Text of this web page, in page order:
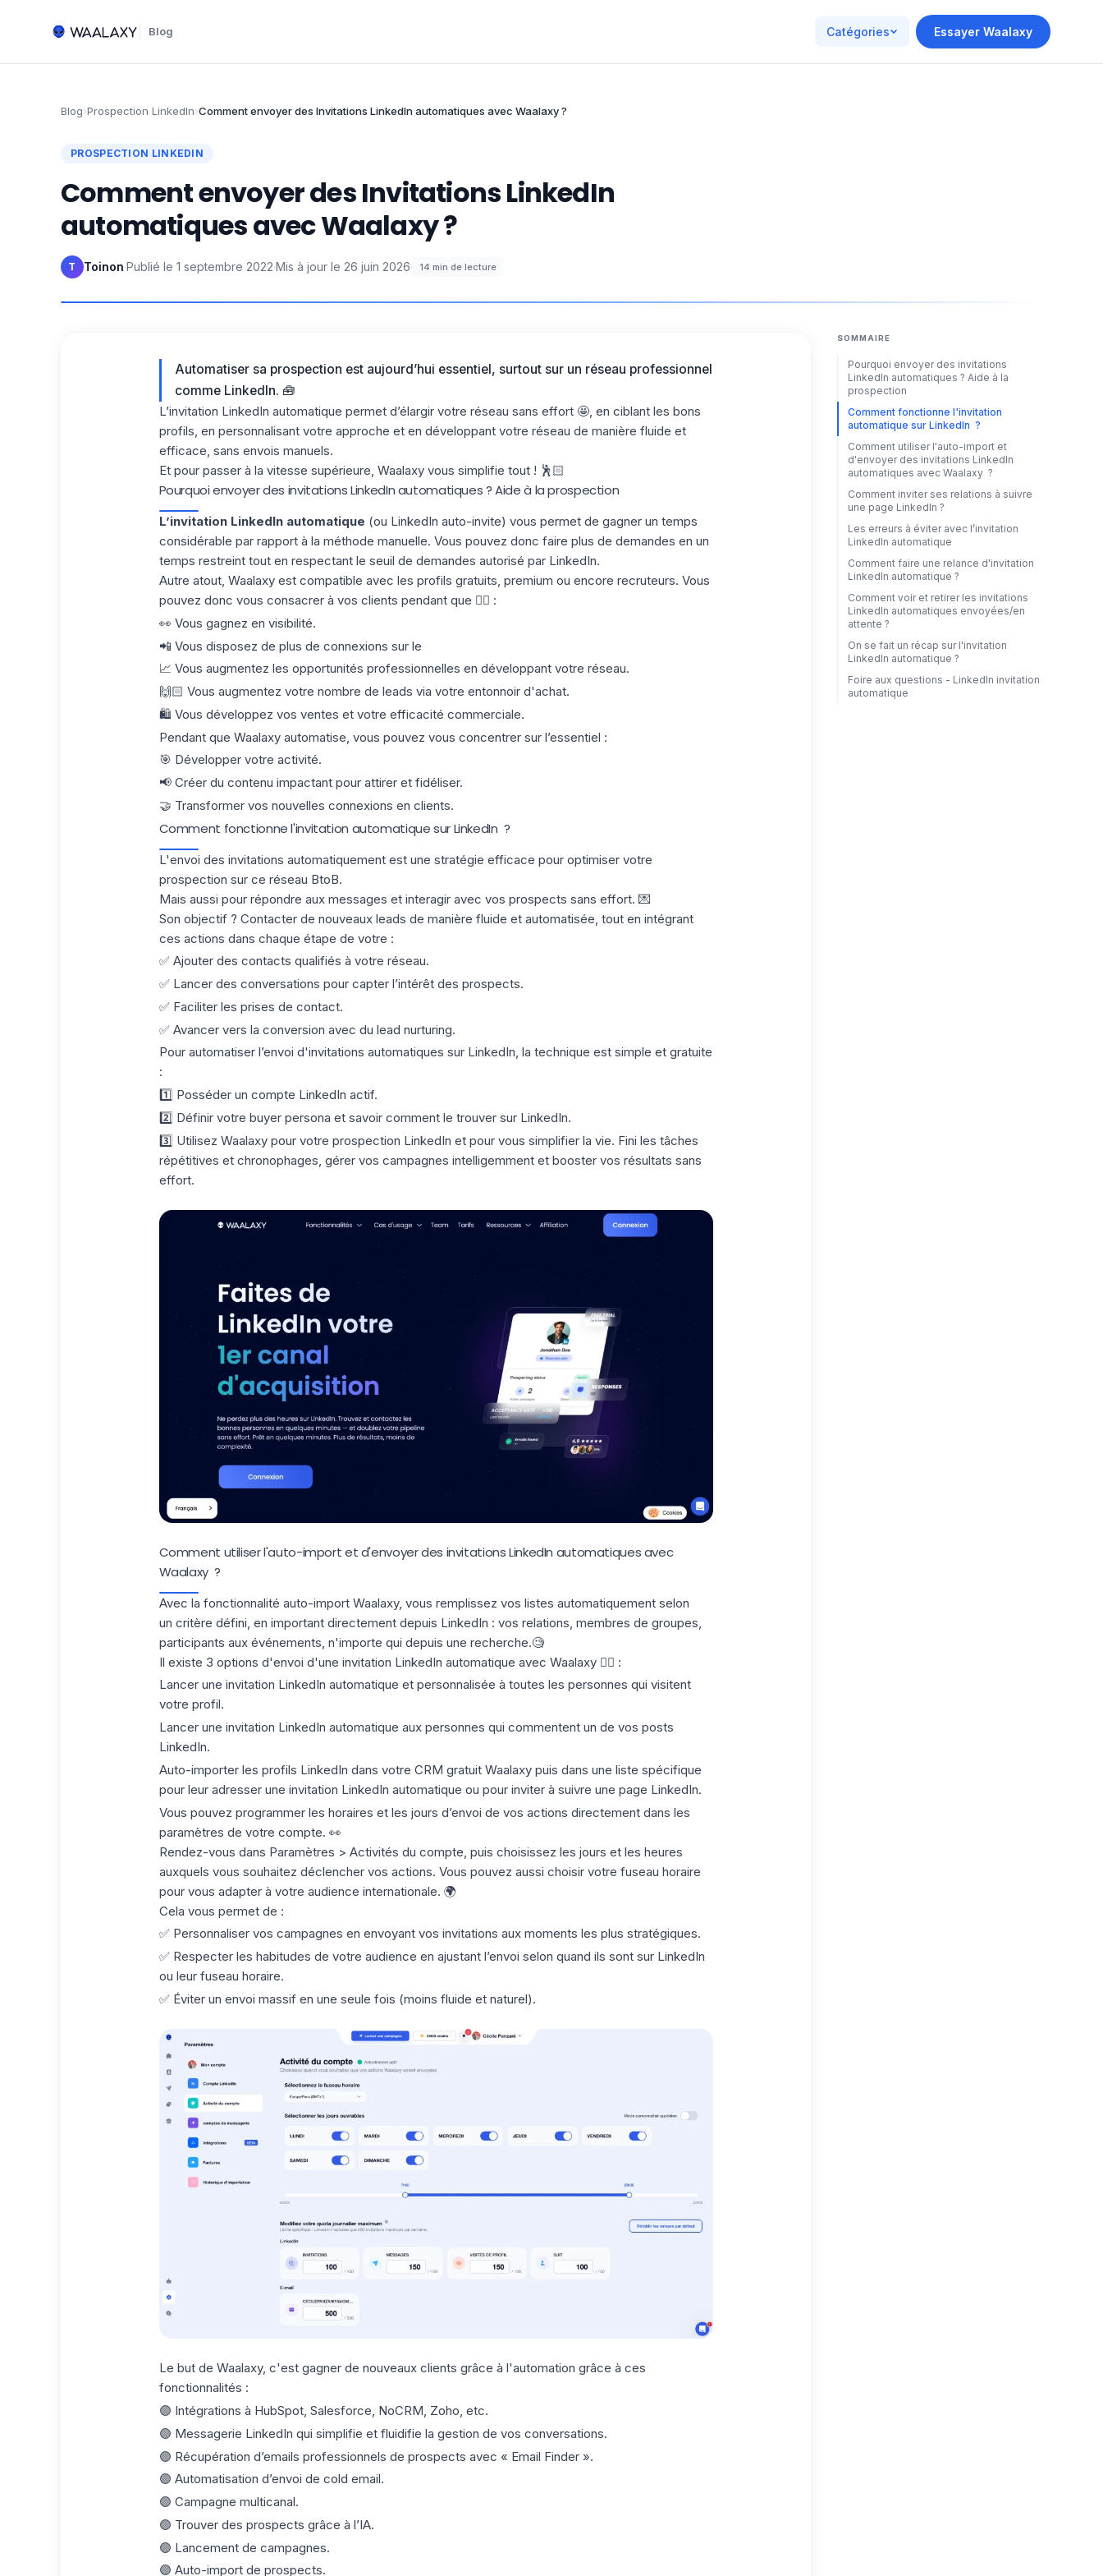
Blog Catégories Essayer Waalaxy
Blog›Prospection LinkedIn›Comment envoyer des Invitations LinkedIn automatiques avec Waalaxy ?
PROSPECTION LINKEDIN
Comment envoyer des Invitations LinkedIn
automatiques avec Waalaxy ?
T Toinon·Publié le 1 septembre 2022·Mis à jour le 26 juin 2026· 14 min de lecture
Automatiser sa prospection est aujourd’hui essentiel, surtout sur un réseau professionnel
comme LinkedIn. 🧰
L’invitation LinkedIn automatique permet d’élargir votre réseau sans effort 🤩, en ciblant les bons
profils, en personnalisant votre approche et en développant votre réseau de manière fluide et
efficace, sans envois manuels.
Et pour passer à la vitesse supérieure, Waalaxy vous simplifie tout ! 🕺🏻
Pourquoi envoyer des invitations LinkedIn automatiques ? Aide à la prospection
L’invitation LinkedIn automatique (ou LinkedIn auto-invite) vous permet de gagner un temps
considérable par rapport à la méthode manuelle. Vous pouvez donc faire plus de demandes en un
temps restreint tout en respectant le seuil de demandes autorisé par LinkedIn.
Autre atout, Waalaxy est compatible avec les profils gratuits, premium ou encore recruteurs. Vous
pouvez donc vous consacrer à vos clients pendant que 👇🏻 :
👀 Vous gagnez en visibilité.
📲 Vous disposez de plus de connexions sur le
📈 Vous augmentez les opportunités professionnelles en développant votre réseau.
🙌🏻 Vous augmentez votre nombre de leads via votre entonnoir d'achat.
🛍️ Vous développez vos ventes et votre efficacité commerciale.
Pendant que Waalaxy automatise, vous pouvez vous concentrer sur l’essentiel :
🎯 Développer votre activité.
📢 Créer du contenu impactant pour attirer et fidéliser.
🤝 Transformer vos nouvelles connexions en clients.
Comment fonctionne l'invitation automatique sur LinkedIn ?
L'envoi des invitations automatiquement est une stratégie efficace pour optimiser votre
prospection sur ce réseau BtoB.
Mais aussi pour répondre aux messages et interagir avec vos prospects sans effort. 💌
Son objectif? Contacter de nouveaux leads de manière fluide et automatisée, tout en intégrant
ces actions dans chaque étape de votre :
✅ Ajouter des contacts qualifiés à votre réseau.
✅ Lancer des conversations pour capter l’intérêt des prospects.
✅ Faciliter les prises de contact.
✅ Avancer vers la conversion avec du lead nurturing.
Pour automatiser l’envoi d'invitations automatiques sur LinkedIn, la technique est simple et gratuite
:
1️⃣ Posséder un compte LinkedIn actif.
2️⃣ Définir votre buyer persona et savoir comment le trouver sur LinkedIn.
3️⃣ Utilisez Waalaxy pour votre prospection LinkedIn et pour vous simplifier la vie. Fini les tâches
répétitives et chronophages, gérer vos campagnes intelligemment et booster vos résultats sans
effort.
Comment utiliser l'auto-import et d'envoyer des invitations LinkedIn automatiques avec
Waalaxy ?
Avec la fonctionnalité auto-importWaalaxy, vous remplissez vos listes automatiquement selon
un critère défini, en important directement depuis LinkedIn : vos relations, membres de groupes,
participants aux événements, n'importe qui depuis une recherche.🧐
Il existe 3 options d'envoi d'une invitation LinkedIn automatique avec Waalaxy 👇🏻 :
Lancer une invitation LinkedIn automatique et personnalisée à toutes les personnes qui visitent
votre profil.
Lancer une invitation LinkedIn automatique aux personnes qui commentent un de vos posts
LinkedIn.
Auto-importer les profils LinkedIn dans votre CRM gratuit Waalaxy puis dans une liste spécifique
pour leur adresser une invitation LinkedIn automatique ou pour inviter à suivre une page LinkedIn.
Vous pouvez programmer les horaires et les jours d’envoi de vos actions directement dans les
paramètres de votre compte. 👀
Rendez-vous dans Paramètres > Activités du compte , puis choisissez les jours et les heures
auxquels vous souhaitez déclencher vos actions. Vous pouvez aussi choisir votre fuseau horaire
pour vous adapter à votre audience internationale. 🌍
Cela vous permet de :
✅ Personnaliser vos campagnes en envoyant vos invitations aux moments les plus stratégiques.
✅ Respecter les habitudes de votre audience en ajustant l’envoi selon quand ils sont sur LinkedIn
ou leur fuseau horaire.
✅ Éviter un envoi massif en une seule fois (moins fluide et naturel).
Le but de Waalaxy, c'est gagner de nouveaux clients grâce à l'automation grâce à ces
fonctionnalités :
🟣 Intégrations à HubSpot, Salesforce, NoCRM, Zoho, etc.
🟣 Messagerie LinkedIn qui simplifie et fluidifie la gestion de vos conversations.
🟣 Récupération d’emails professionnels de prospects avec « Email Finder ».
🟣 Automatisation d’envoi de cold email.
🟣 Campagne multicanal.
🟣 Trouver des prospects grâce à l’IA.
🟣 Lancement de campagnes.
🟣 Auto-import de prospects.
SOMMAIRE
Pourquoi envoyer des invitations
LinkedIn automatiques ? Aide à la
prospection
Comment fonctionne l'invitation
automatique sur LinkedIn ?
Comment utiliser l'auto-import et
d'envoyer des invitations LinkedIn
automatiques avec Waalaxy ?
Comment inviter ses relations à suivre
une page LinkedIn ?
Les erreurs à éviter avec l’invitation
LinkedIn automatique
Comment faire une relance d'invitation
LinkedIn automatique ?
Comment voir et retirer les invitations
LinkedIn automatiques envoyées/en
attente ?
On se fait un récap sur l'invitation
LinkedIn automatique ?
Foire aux questions - LinkedIn invitation
automatique